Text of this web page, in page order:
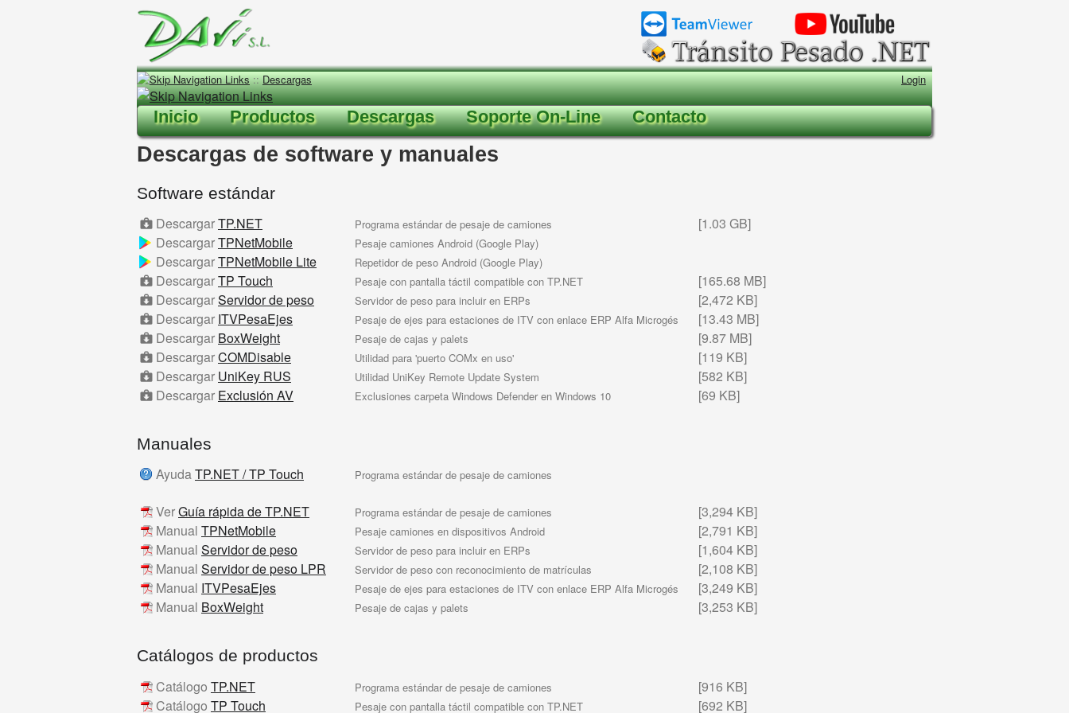
::Descargas Login
Inicio Productos Descargas Soporte On-Line Contacto
Descargas de software y manuales
Software estándar
DescargarTP.NET Programa estándar de pesaje de camiones
[1.03 GB]
DescargarTPNetMobile Pesaje camiones Android (Google Play)
DescargarTPNetMobile Lite Repetidor de peso Android (Google Play)
DescargarTP Touch Pesaje con pantalla táctil compatible con TP.NET
[165.68 MB]
DescargarServidor de peso Servidor de peso para incluir en ERPs
[2,472 KB]
Descargar ITVPesaEjes Pesaje de ejes para estaciones de ITV con enlace ERP Alfa Microgés
[13.43 MB]
Descargar BoxWeight Pesaje de cajas y palets
[9.87 MB]
DescargarCOMDisable Utilidad para 'puerto COMx en uso'
[119 KB]
Descargar UniKey RUS Utilidad UniKey Remote Update System
[582 KB]
Descargar Exclusión AV Exclusiones carpeta Windows Defender en Windows 10 [69 KB]
Manuales
AyudaTP.NET / TP Touch Programa estándar de pesaje de camiones
VerGuía rápida de TP.NET Programa estándar de pesaje de camiones
[3,294 KB]
Manual TPNetMobile Pesaje camiones en dispositivos Android
[2,791 KB]
Manual Servidor de peso Servidor de peso para incluir en ERPs
[1,604 KB]
Manual Servidor de peso LPR Servidor de peso con reconocimiento de matrículas
[2,108 KB]
Manual ITVPesaEjes Pesaje de ejes para estaciones de ITV con enlace ERP Alfa Microgés
[3,249 KB]
Manual BoxWeight Pesaje de cajas y palets [3,253 KB]
Catálogos de productos
Catálogo TP.NET Programa estándar de pesaje de camiones
[916 KB]
Catálogo TP Touch Pesaje con pantalla táctil compatible con TP.NET [692 KB]